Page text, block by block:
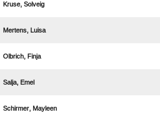
 
 
 
 
 